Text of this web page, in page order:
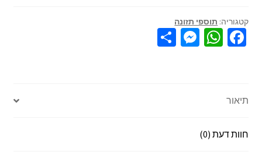
קטגוריה: תוספי תזונה
Fa
o
k
W
p
M
S
תיאור
חוות דעת (0)